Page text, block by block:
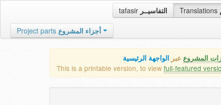
tafasir التفاسيــر Translations
Project parts أجزاء المشروع
المشروع عبر الواجهة الرئيسية
This is a printable version, to view full-featured